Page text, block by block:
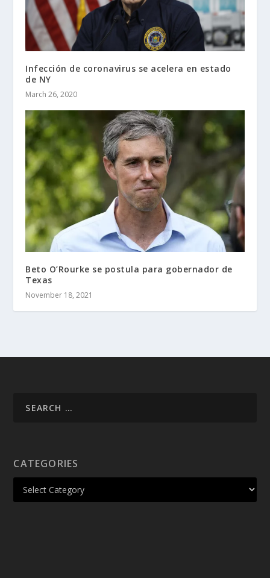
Infección de coronavirus se acelera en estado
de NY
March 26, 2020
Beto O’Rourke se postula para gobernador de
Texas
November 18, 2021
CATEGORIES